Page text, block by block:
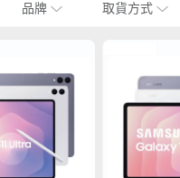
品牌 取貨方式